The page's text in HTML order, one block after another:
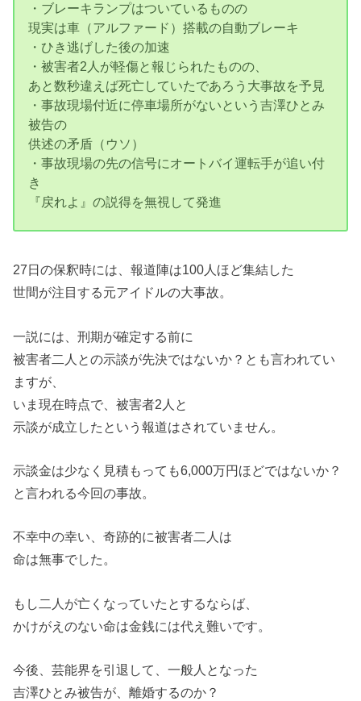
・ブレーキランプはついているものの
現実は車（アルファード）搭載の自動ブレーキ
・ひき逃げした後の加速
・被害者2人が軽傷と報じられたものの、
あと数秒違えば死亡していたであろう大事故を予見
・事故現場付近に停車場所がないという吉澤ひとみ
被告の
供述の矛盾（ウソ）
・事故現場の先の信号にオートバイ運転手が追い付
き
『戻れよ』の説得を無視して発進
27日の保釈時には、報道陣は100人ほど集結した
世間が注目する元アイドルの大事故。
一説には、刑期が確定する前に
被害者二人との示談が先決ではないか？とも言われてい
ますが、
いま現在時点で、被害者2人と
示談が成立したという報道はされていません。
示談金は少なく見積もっても6,000万円ほどではないか？
と言われる今回の事故。
不幸中の幸い、奇跡的に被害者二人は
命は無事でした。
もし二人が亡くなっていたとするならば、
かけがえのない命は金銭には代え難いです。
今後、芸能界を引退して、一般人となった
吉澤ひとみ被告が、離婚するのか？